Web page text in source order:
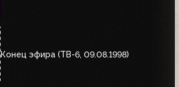
Конец эфира (ТВ-6, 09.08.1998)